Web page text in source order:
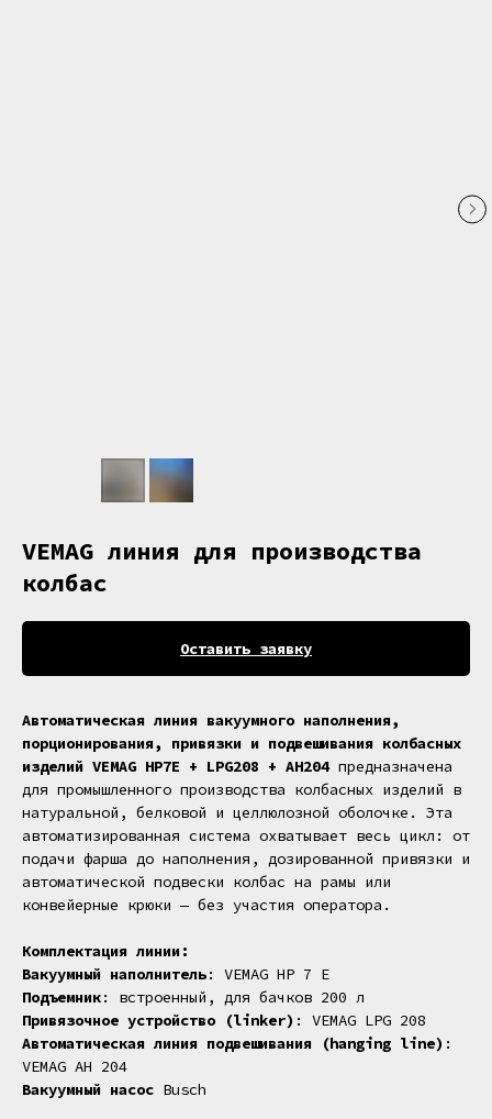
VEMAG линия для производства
колбас
Оставить заявку
Автоматическая линия вакуумного наполнения,
порционирования, привязки и подвешивания колбасных
изделий VEMAG HP7E + LPG208 + AH204предназначена
для промышленного производства колбасных изделий в
натуральной, белковой и целлюлозной оболочке. Эта
автоматизированная система охватывает весь цикл: от
подачи фарша до наполнения, дозированной привязки и
автоматической подвески колбас на рамы или
конвейерные крюки — без участия оператора.
Комплектация линии:
Вакуумный наполнитель: VEMAG HP 7 E
Подъемник: встроенный, для бачков 200 л
Привязочное устройство (linker) : VEMAG LPG 208
Автоматическая линия подвешивания (hanging line) :
VEMAG AH 204
Вакуумный насос Busch